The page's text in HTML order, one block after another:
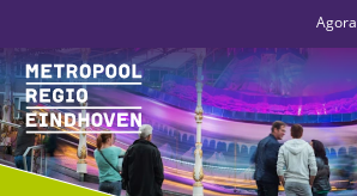
Agora